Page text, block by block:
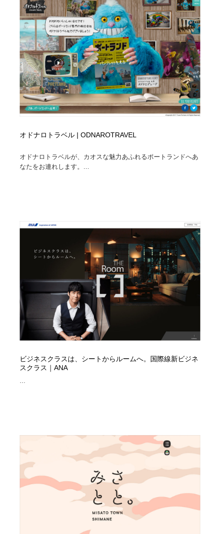
求人・採用・転職・就職・人材紹介
健康・医療・福祉・病院・歯医者・製薬・薬品
健康・医療・福祉・病院・歯医者・製薬・薬品
200
金融・銀行・投資・保険・M&A・商社
金融・銀行・投資・保険・M&A・商社
78
起業・事業支援・ボランティア・NPO
起業・事業支援・ボランティア・NPO
8
教育・スクール・保育・幼稚園・小中高・大学・専門学
校
教育・スクール・保育・幼稚園・小中高・大学・専門学
校
173
システム開発・IT・決済・アプリ・ソフトウェア
システム開発・IT・決済・アプリ・ソフトウェア
99
テクノロジー・AI・人工知能・スマートホーム・オンラ
テクノロジー・AI・人工知能・スマートホーム・オンラ
日本伝統：着物・織物・舞踊・歌舞伎・茶道・華道・書
映画・アニメ・DVD・動画配信・放送・TV・ラジオ
音楽・アーティスト・楽器・舞台・演劇・ミュージカ
音楽・アーティスト・楽器・舞台・演劇・ミュージカ
152
芸能人・俳優・女優・タレント・モデル・芸能事務所
芸能人・俳優・女優・タレント・モデル・芸能事務所
42
キャンペーン・イベント・ワークショップ・コンペティ
ション
キャンペーン・イベント・ワークショップ・コンペティ
ション
マッチングサービス
マッチングサービス
アート・芸術・美術館・美術展・博物館・ギャラリー
アート・芸術・美術館・美術展・博物館・ギャラリー
383
鉛筆画・木炭画・デッサン・クロッキー 15
GWD スタッフお気に入り
Drawing Software / お絵かきソフト・アプリ・ブラシ
Drawing Software / お絵かきソフト・アプリ・ブラシ
11
ニュース・マガジン・メディア・SNS・YouTube
ニュース・マガジン・メディア・SNS・YouTube
オドナロトラベル | ODNAROTRAVEL
オドナロトラベルが、カオスな魅力あふれるポートランドへあ
なたをお連れします。...
ビジネスクラスは、シートからルームへ。国際線新ビジネ
スクラス｜ANA